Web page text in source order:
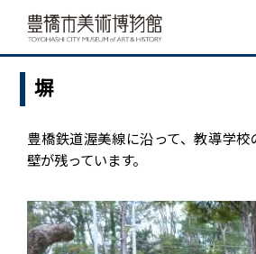
塀
豊橋鉄道渥美線に沿って、教導学
壁が残っています。